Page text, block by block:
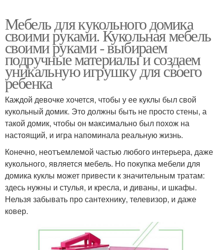
Мебель для кукольного домика
своими руками. Кукольная мебель
своими руками - выбираем
подручные материалы и создаем
уникальную игрушку для своего
ребенка
Каждой девочке хочется, чтобы у ее куклы был свой
кукольный домик. Это должны быть не просто стены, а
такой домик, чтобы он максимально был похож на
настоящий, и игра напоминала реальную жизнь.
Конечно, неотъемлемой частью любого интерьера, даже
кукольного, является мебель. Но покупка мебели для
домика куклы может привести к значительным тратам:
здесь нужны и стулья, и кресла, и диваны, и шкафы.
Нельзя забывать про сантехнику, телевизор, и даже
ковер.